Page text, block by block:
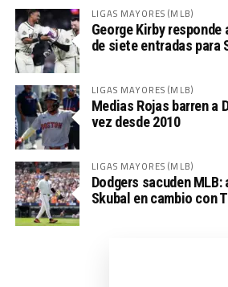
LIGAS MAYORES (MLB)
George Kirby responde
de siete entradas para
LIGAS MAYORES (MLB)
Medias Rojas barren a
vez desde 2010
LIGAS MAYORES (MLB)
Dodgers sacuden MLB:
Skubal en cambio con